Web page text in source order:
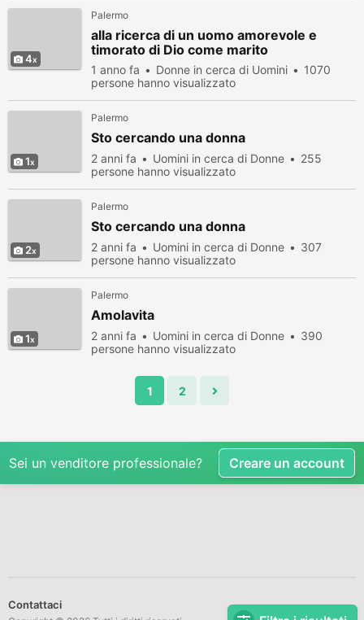
4
Palermo
alla ricerca di un uomo amorevole e
timorato di Dio come marito
1 anno fa Donne in cerca di Uomini
1070
persone hanno visualizzato
1
Palermo
Sto cercando una donna
2 anni fa Uomini in cerca di Donne
255
persone hanno visualizzato
2
Palermo
Sto cercando una donna
2 anni fa Uomini in cerca di Donne
307
persone hanno visualizzato
1
Palermo
Amolavita
2 anni fa Uomini in cerca di Donne
390
persone hanno visualizzato
1 2
Sei un venditore professionale? Creare un account
Contattaci